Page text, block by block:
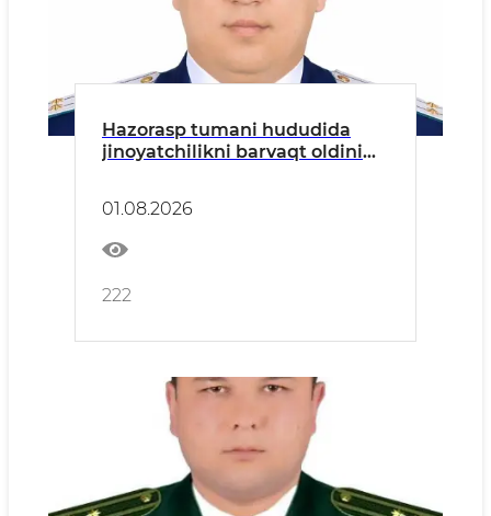
Hazorasp tumani hududida
jinoyatchilikni barvaqt oldini
Abdullayevning aholiга
MUROJAATI
01.08.2026
222